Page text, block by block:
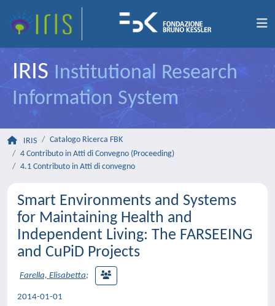
IRIS Institutional Research
Information System
IRIS
Catalogo Ricerca FBK
4 Contributo in Atti di Convegno (Proceeding)
4.1 Contributo in Atti di convegno
Smart Environments and Systems
for Maintaining Health and
Independent Living: The FARSEEING
and CuPiD Projects
Farella, Elisabetta;
2014-01-01